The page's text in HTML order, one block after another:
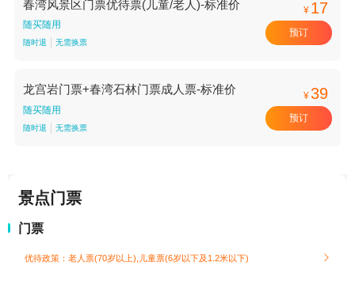
春湾风景区门票优待票(儿童/老人)-标准价
随买随用
随时退 无需换票
¥ 17
预订
龙宫岩门票+春湾石林门票成人票-标准价
随买随用
随时退 无需换票
¥39
预订
景点门票
门票
优待政策：老人票(70岁以上),儿童票(6岁以下及1.2米以下) 